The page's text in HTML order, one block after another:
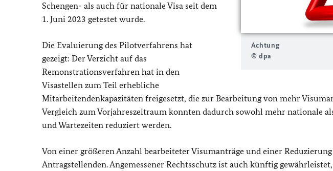
Achtung
© dpa
Schengen- als auch für nationale Visa seit dem
1. Juni 2023 getestet wurde.
Die Evaluierung des Pilotverfahrens hat
gezeigt: Der Verzicht auf das
Remonstrationsverfahren hat in den
Visastellen zum Teil erhebliche
Mitarbeitendenkapazitäten freigesetzt, die zur Bearbeitung von mehr
Vergleich zum Vorjahreszeitraum konnten dadurch sowohl mehr nationale
und Wartezeiten reduziert werden.
Von einer größeren Anzahl bearbeiteter Visumanträge und einer
Antragstellenden. Angemessener Rechtsschutz ist auch künftig